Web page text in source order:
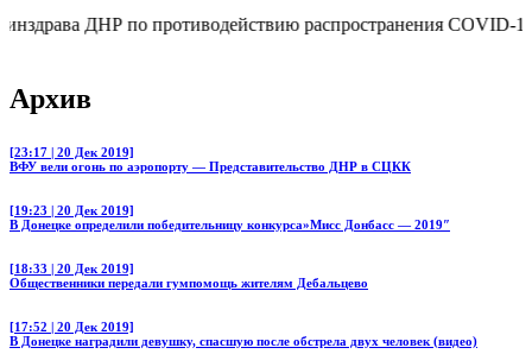
ДНР по противодействию распространения COVID-19:
Архив
[23:17 | 20 Дек 2019]
ВФУ вели огонь по аэропорту — Представительство ДНР в СЦКК
[19:23 | 20 Дек 2019]
В Донецке определили победительницу конкурса»Мисс Донбасс — 2019″
[18:33 | 20 Дек 2019]
Общественники передали гумпомощь жителям Дебальцево
[17:52 | 20 Дек 2019]
В Донецке наградили девушку, спасшую после обстрела двух человек (видео)